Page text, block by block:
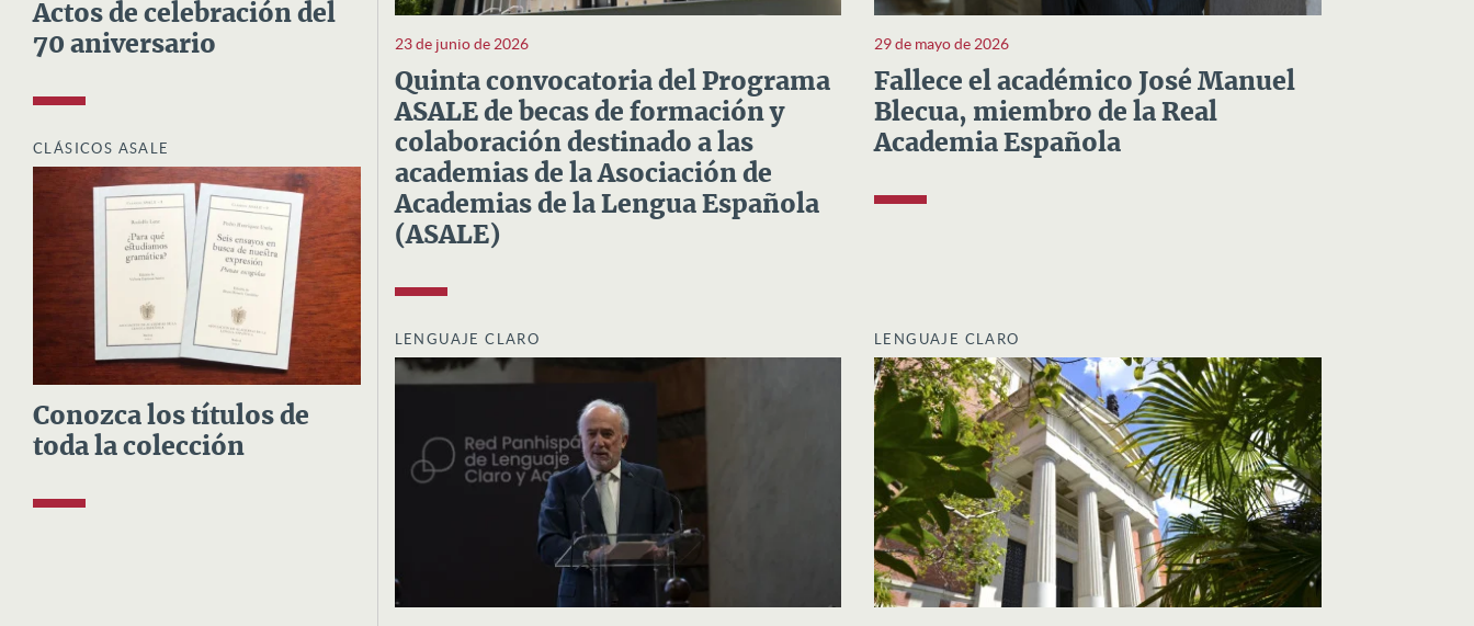
Actos de celebración del
70 aniversario
CLÁSICOS ASALE
Conozca los títulos de
toda la colección
23 de junio de 2026
Quinta convocatoria del Programa
ASALE de becas de formación y
colaboración destinado a las
academias de la Asociación de
Academias de la Lengua Española
(ASALE)
29 de mayo de 2026
Fallece el académico José Manuel
Blecua, miembro de la Real
Academia Española
LENGUAJE CLARO LENGUAJE CLARO